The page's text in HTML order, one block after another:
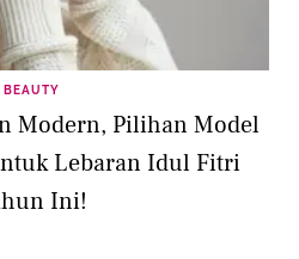
BEAUTY
Modern, Pilihan Model
Lebaran Idul Fitri
Ini!